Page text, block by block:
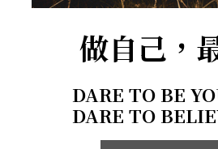
做自己，
DARE TO BE
DARE TO